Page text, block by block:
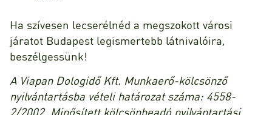
Ha szívesen lecserélnéd a megszokott városi
járatot Budapest legismertebb látnivalóira,
beszélgessünk!
A Viapan Dologidő Kft. Munkaerő-kölcsönző
nyilvántartásba vételi határozat száma: 4558-
2/2002. Minősített kölcsönbeadó nyilvántartási